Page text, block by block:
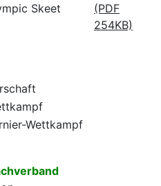
Skeet
(PDF
254KB)
Wettkampf